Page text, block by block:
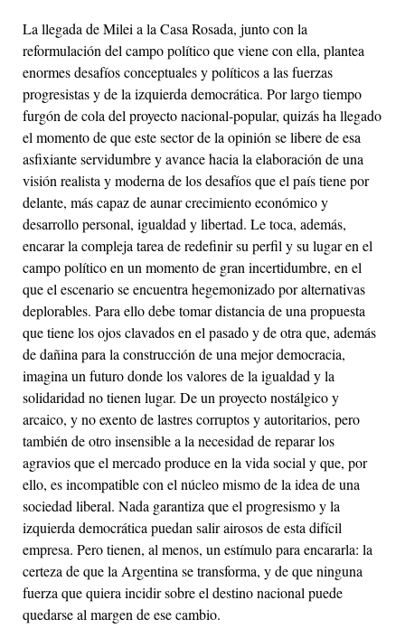
La llegada de Milei a la Casa Rosada, junto con la
reformulación del campo político que viene con ella, plantea
enormes desafíos conceptuales y políticos a las fuerzas
progresistas y de la izquierda democrática. Por largo tiempo
furgón de cola del proyecto nacional-popular, quizás ha llegado
el momento de que este sector de la opinión se libere de esa
asfixiante servidumbre y avance hacia la elaboración de una
visión realista y moderna de los desafíos que el país tiene por
delante, más capaz de aunar crecimiento económico y
desarrollo personal, igualdad y libertad. Le toca, además,
encarar la compleja tarea de redefinir su perfil y su lugar en el
campo político en un momento de gran incertidumbre, en el
que el escenario se encuentra hegemonizado por alternativas
deplorables. Para ello debe tomar distancia de una propuesta
que tiene los ojos clavados en el pasado y de otra que, además
de dañina para la construcción de una mejor democracia,
imagina un futuro donde los valores de la igualdad y la
solidaridad no tienen lugar. De un proyecto nostálgico y
arcaico, y no exento de lastres corruptos y autoritarios, pero
también de otro insensible a la necesidad de reparar los
agravios que el mercado produce en la vida social y que, por
ello, es incompatible con el núcleo mismo de la idea de una
sociedad liberal. Nada garantiza que el progresismo y la
izquierda democrática puedan salir airosos de esta difícil
empresa. Pero tienen, al menos, un estímulo para encararla: la
certeza de que la Argentina se transforma, y de que ninguna
fuerza que quiera incidir sobre el destino nacional puede
quedarse al margen de ese cambio.